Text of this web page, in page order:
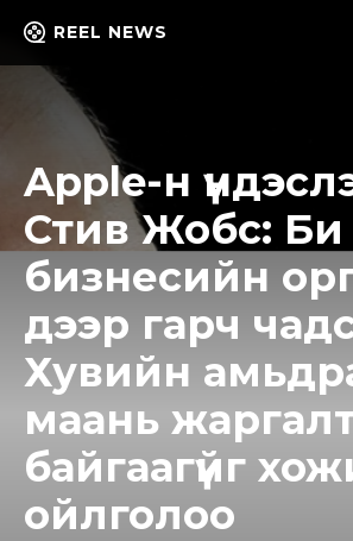
REEL NEWS
Apple-н
Стив Жобс: Би
бизнесийн
дээр гарч
Хувийн
маань
байгаагүйг
ойлголоо